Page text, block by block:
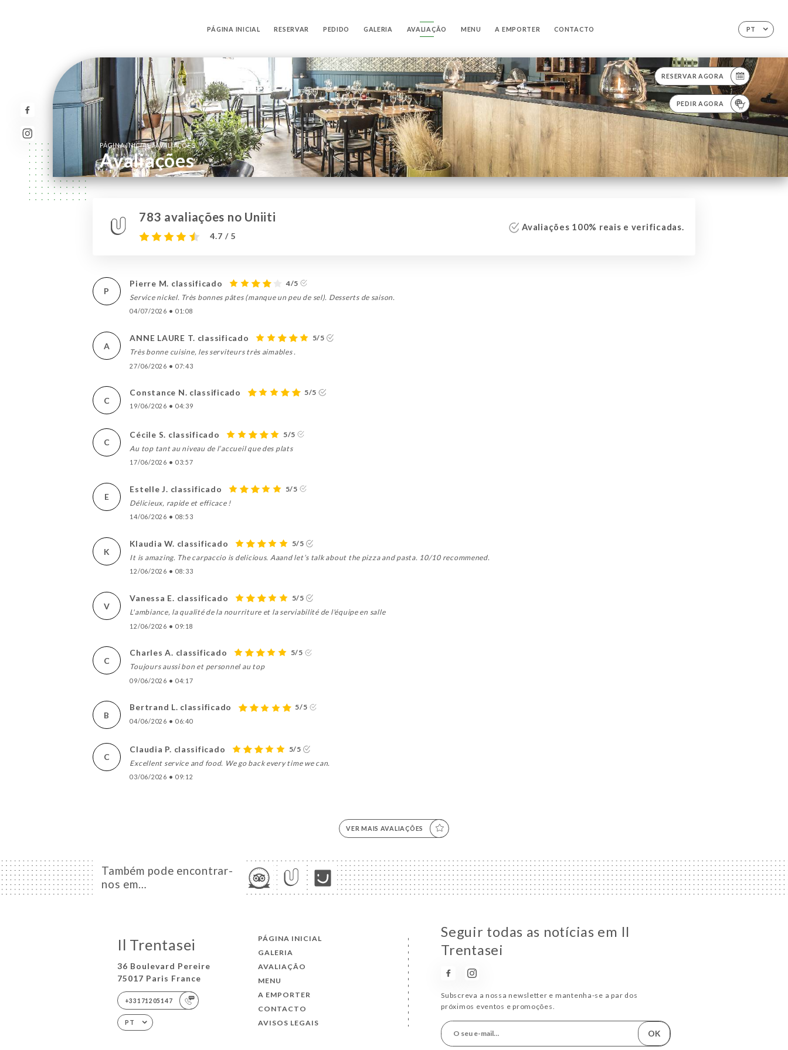
PT
PÁGINA INICIAL RESERVAR PEDIDO GALERIA AVALIAÇÃO MENU A EMPORTER CONTACTO
RESERVAR AGORA
PEDIR AGORA
PÁGINA INICIAL/AVALIAÇÕES
Avaliações
783 avaliações no Uniiti
4.7 / 5
Avaliações 100% reais e verificadas.
P
Pierre M. classificado
4/5
Service nickel. Très bonnes pâtes (manque un peu de sel). Desserts de saison.
04/07/2026 • 01:08
A
ANNE LAURE T. classificado
5/5
Très bonne cuisine, les serviteurs très aimables .
27/06/2026 • 07:43
C
Constance N. classificado 5/5
19/06/2026 • 04:39
C
Cécile S. classificado
5/5
Au top tant au niveau de l’accueil que des plats
17/06/2026 • 03:57
E
Estelle J. classificado
5/5
Délicieux, rapide et efficace !
14/06/2026 • 08:53
K
Klaudia W. classificado
5/5
It is amazing. The carpaccio is delicious. Aaand let’s talk about the pizza and pasta. 10/10 recommened.
12/06/2026 • 08:33
V
Vanessa E. classificado
5/5
L'ambiance, la qualité de la nourriture et la serviabilité de l'équipe en salle
12/06/2026 • 09:18
C
Charles A. classificado
5/5
Toujours aussi bon et personnel au top
09/06/2026 • 04:17
B
Bertrand L. classificado 5/5
04/06/2026 • 06:40
C
Claudia P. classificado
5/5
Excellent service and food. We go back every time we can.
03/06/2026 • 09:12
VER MAIS AVALIAÇÕES
Também pode encontrar-
nos em…
Il Trentasei
36 Boulevard Pereire
75017 Paris France
+33171205147
PT
PÁGINA INICIAL
GALERIA
AVALIAÇÃO
MENU
A EMPORTER
CONTACTO
AVISOS LEGAIS
Seguir todas as notícias em Il
Trentasei
Subscreva a nossa newsletter e mantenha-se a par dos
próximos eventos e promoções.
OK